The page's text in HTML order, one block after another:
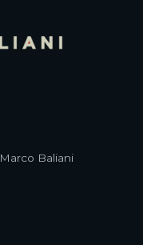
Marco Baliani